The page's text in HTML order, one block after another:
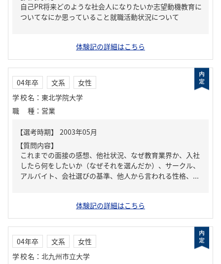
自己PR将来どのような社会人になりたいか志望動機教育に
ついてなにか思っていること就職活動状況について
体験記の詳細はこちら
04年卒 文系
女性
学校名 ： 東北学院大学
職種 ： 営業
【質問内容】
これまでの面接の感想、他社状況、なぜ教育業界か、入社
したら何をしたいか（なぜそれを選んだか）、サークル、
アルバイト、会社選びの基準、他人から言われる性格、...
体験記の詳細はこちら
04年卒 文系
女性
学校名 ： 北九州市立大学